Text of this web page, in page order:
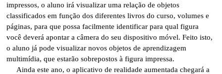
impressos, o aluno irá visualizar uma relação de objetos
classificados em função dos diferentes livros do curso, volumes e
páginas, para que possa facilmente identificar para qual figura
você deverá apontar a câmera do seu dispositivo móvel. Feito isto,
o aluno já pode visualizar novos objetos de aprendizagem
multimídia, que estarão sobrepostos à figura impressa.
Ainda este ano, o aplicativo de realidade aumentada chegará a